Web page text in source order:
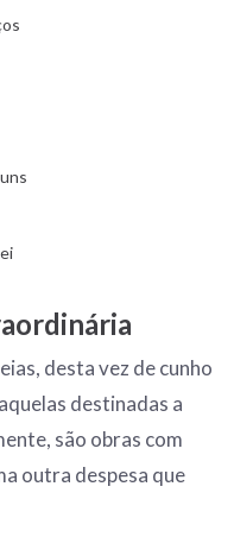
desta vez de cunho
destinadas a
são obras com
outra despesa que